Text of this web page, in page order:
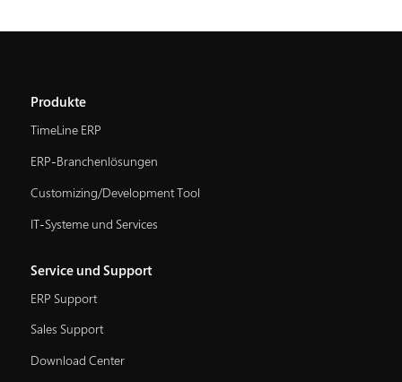
Produkte
TimeLine ERP
ERP-Branchenlösungen
Customizing/Development Tool
IT-Systeme und Services
Service und Support
ERP Support
Sales Support
Download Center